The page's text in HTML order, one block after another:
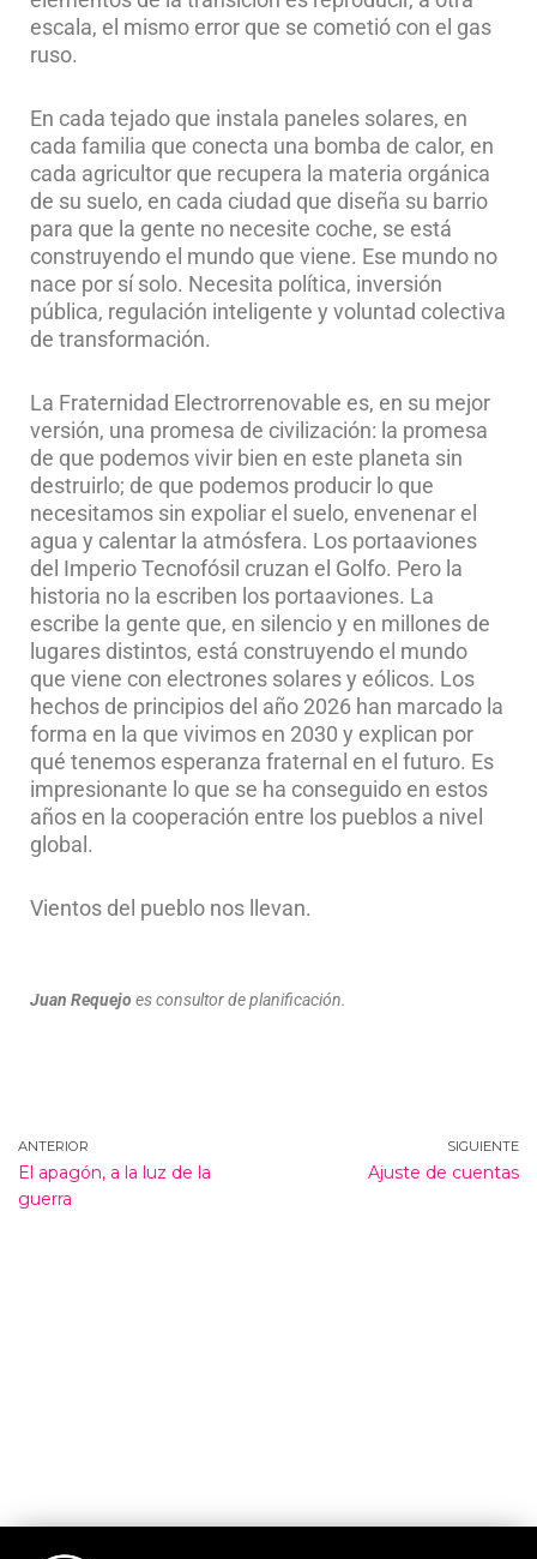
escala, el mismo error que se cometió con el gas
ruso.
En cada tejado que instala paneles solares, en
cada familia que conecta una bomba de calor, en
cada agricultor que recupera la materia orgánica
de su suelo, en cada ciudad que diseña su barrio
para que la gente no necesite coche, se está
construyendo el mundo que viene. Ese mundo no
nace por sí solo. Necesita política, inversión
pública, regulación inteligente y voluntad colectiva
de transformación.
La Fraternidad Electrorrenovable es, en su mejor
versión, una promesa de civilización: la promesa
de que podemos vivir bien en este planeta sin
destruirlo; de que podemos producir lo que
necesitamos sin expoliar el suelo, envenenar el
agua y calentar la atmósfera. Los portaaviones
del Imperio Tecnofósil cruzan el Golfo. Pero la
historia no la escriben los portaaviones. La
escribe la gente que, en silencio y en millones de
lugares distintos, está construyendo el mundo
que viene con electrones solares y eólicos. Los
hechos de principios del año 2026 han marcado la
forma en la que vivimos en 2030 y explican por
qué tenemos esperanza fraternal en el futuro. Es
impresionante lo que se ha conseguido en estos
años en la cooperación entre los pueblos a nivel
global.
Vientos del pueblo nos llevan.
Juan Requejo es consultor de planificación.
ANTERIOR
El apagón, a la luz de la
guerra
SIGUIENTE
Ajuste de cuentas